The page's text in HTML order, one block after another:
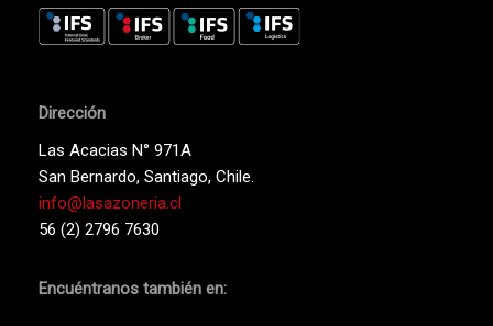
Dirección
Las Acacias N° 971A
San Bernardo, Santiago, Chile.
info@lasazoneria.cl
56 (2) 2796 7630
Encuéntranos también en: